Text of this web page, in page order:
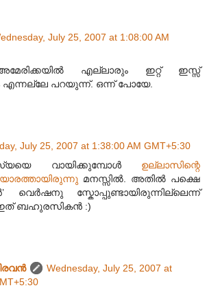
July 25, 2007 at 1:08:00 AM
എല്ലാരും ഇറ്റ് ഇസ്സ്
പറയുന്ന്. ഒന്ന് പോയേ.
July 25, 2007 at 1:38:00 AM GMT+5:30
വായിക്കുമ്പോള്‍ ഉല്ലാസിന്റെ
മനസ്സില്‍. അതില്‍ പക്ഷെ
വെര്‍ഷനു സ്കോപ്പുണ്ടായിരുന്നില്ലെന്ന്
ബഹുരസികന്‍ :)
Wednesday, July 25, 2007 at